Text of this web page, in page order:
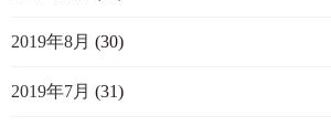
2019年8月 (30)
2019年7月 (31)